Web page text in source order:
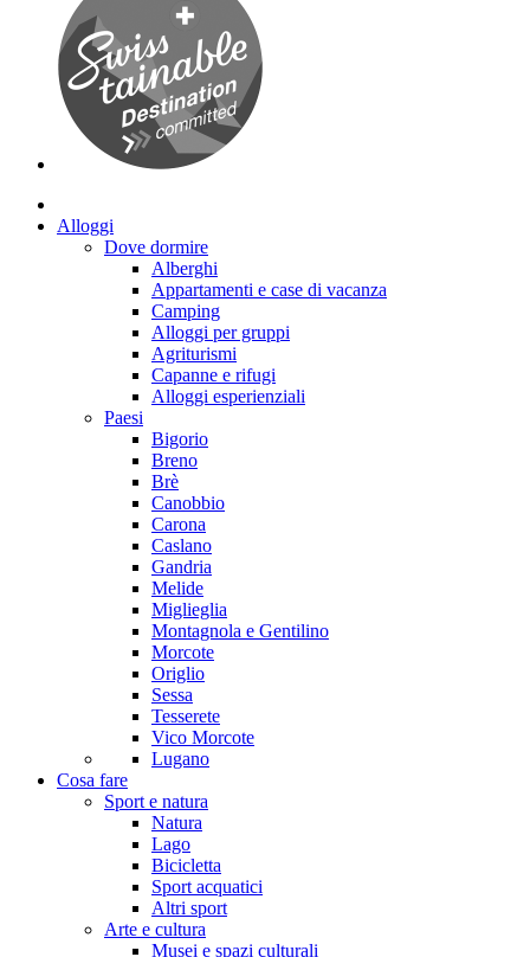
Alloggi
Dove dormire
Alberghi
Appartamenti e case di vacanza
Camping
Alloggi per gruppi
Agriturismi
Capanne e rifugi
Alloggi esperienziali
Paesi
Bigorio
Breno
Brè
Canobbio
Carona
Caslano
Gandria
Melide
Miglieglia
Montagnola e Gentilino
Morcote
Origlio
Sessa
Tesserete
Vico Morcote
Lugano
Cosa fare
Sport e natura
Natura
Lago
Bicicletta
Sport acquatici
Altri sport
Arte e cultura
Musei e spazi culturali